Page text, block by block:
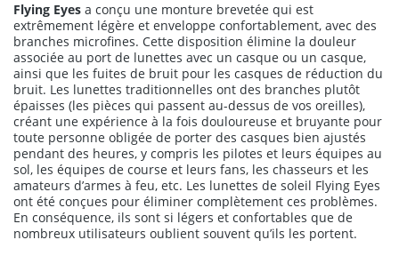
Flying Eyes a conçu une monture brevetée qui est
extrêmement légère et enveloppe confortablement, avec des
branches microfines. Cette disposition élimine la douleur
associée au port de lunettes avec un casque ou un casque,
ainsi que les fuites de bruit pour les casques de réduction du
bruit. Les lunettes traditionnelles ont des branches plutôt
épaisses (les pièces qui passent au-dessus de vos oreilles),
créant une expérience à la fois douloureuse et bruyante pour
toute personne obligée de porter des casques bien ajustés
pendant des heures, y compris les pilotes et leurs équipes au
sol, les équipes de course et leurs fans, les chasseurs et les
amateurs d’armes à feu, etc. Les lunettes de soleil Flying Eyes
ont été conçues pour éliminer complètement ces problèmes.
En conséquence, ils sont si légers et confortables que de
nombreux utilisateurs oublient souvent qu’ils les portent.